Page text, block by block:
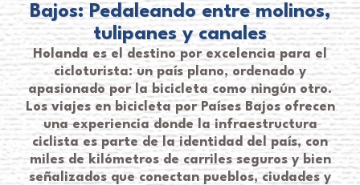
Bajos: Pedaleando entre molinos,
tulipanes y canales
Holanda es el destino por excelencia para el
cicloturista: un país plano, ordenado y
apasionado por la bicicleta como ningún otro.
Los viajes en bicicleta por Países Bajos ofrecen
una experiencia donde la infraestructura
ciclista es parte de la identidad del país, con
miles de kilómetros de carriles seguros y bien
señalizados que conectan pueblos, ciudades y